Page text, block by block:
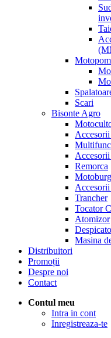
Scari
Bisonte Agro
Remorca
Trancher
Tocator
Atomizor
Masina
Distribuitori
Promoții
Despre noi
Contact
Contul meu
Intra in cont
Inregistreaza-te